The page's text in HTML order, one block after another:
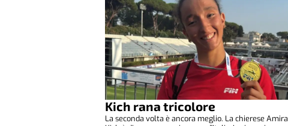
Kich rana tricolore
La seconda volta è ancora meglio. La chierese Amira